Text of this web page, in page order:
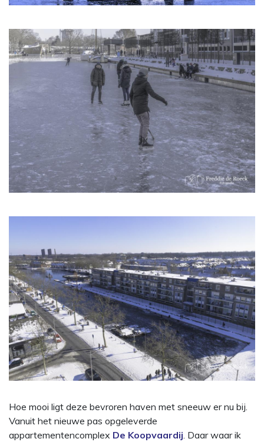
Hoe mooi ligt deze bevroren haven met sneeuw er nu bij.
Vanuit het nieuwe pas opgeleverde
appartementencomplex De Koopvaardij. Daar waar ik